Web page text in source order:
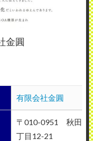
金圓
有限会社金圓
〒010-0951 秋田県
丁目12-21